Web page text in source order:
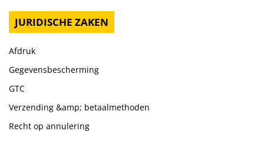
JURIDISCHE ZAKEN
Afdruk
Gegevensbescherming
GTC
Verzending &amp; betaalmethoden
Recht op annulering